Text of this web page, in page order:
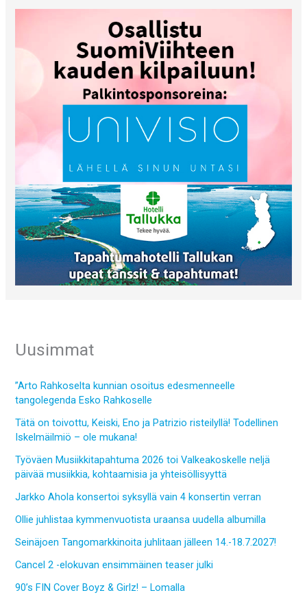
Uusimmat
”Arto Rahkoselta kunnian osoitus edesmenneelle
tangolegenda Esko Rahkoselle
Tätä on toivottu, Keiski, Eno ja Patrizio risteilyllä! Todellinen
Iskelmäilmiö – ole mukana!
Työväen Musiikkitapahtuma 2026 toi Valkeakoskelle neljä
päivää musiikkia, kohtaamisia ja yhteisöllisyyttä
Jarkko Ahola konsertoi syksyllä vain 4 konsertin verran
Ollie juhlistaa kymmenvuotista uraansa uudella albumilla
Seinäjoen Tangomarkkinoita juhlitaan jälleen 14.-18.7.2027!
Cancel 2 -elokuvan ensimmäinen teaser julki
90’s FIN Cover Boyz & Girlz! – Lomalla